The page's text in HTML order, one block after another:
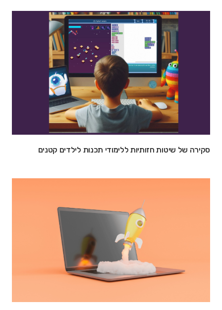
סקירה של שיטות חזותיות ללימודי תכנות לילדים קטנים